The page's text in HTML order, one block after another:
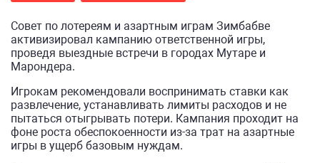
Совет по лотереям и азартным играм Зимбабве
активизировал кампанию ответственной игры,
проведя выездные встречи в городах Мутаре и
Марондерa.
Игрокам рекомендовали воспринимать ставки как
развлечение, устанавливать лимиты расходов и не
пытаться отыгрывать потери. Кампания проходит на
фоне роста обеспокоенности из-за трат на азартные
игры в ущерб базовым нуждам.